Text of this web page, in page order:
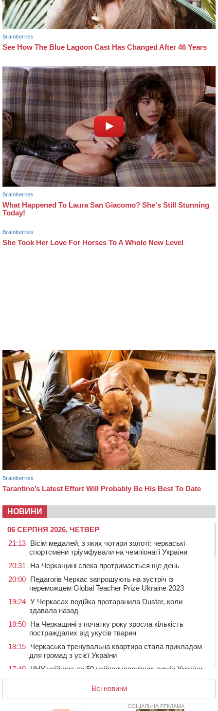
НОВИНИ
06 СЕРПНЯ 2026, ЧЕТВЕР
21:13 Вісім медалей, з яких чотири золоті: черкаські
спортсмени тріумфували на чемпіонаті України
20:31
На Черкащині спека протримається ще день
20:00 Педагогів Черкас запрошують на зустріч із
переможцем Global Teacher Prize Ukraine 2023
19:24 У Черкасах водійка протаранила Duster, коли
здавала назад
18:50 На Черкащині з початку року зросла кількість
постраждалих від укусів тварин
18:15 Черкаська тренувальна квартира стала прикладом
для громад з усієї України
17:40 ЧНУ увійшов до 50 найпопулярніших вишів України
серед вступників
На Хімселищі у Черкасах облаштували новий
контейнерний майданчик
Всі новини
СОЦІАЛЬНА РЕКЛАМА